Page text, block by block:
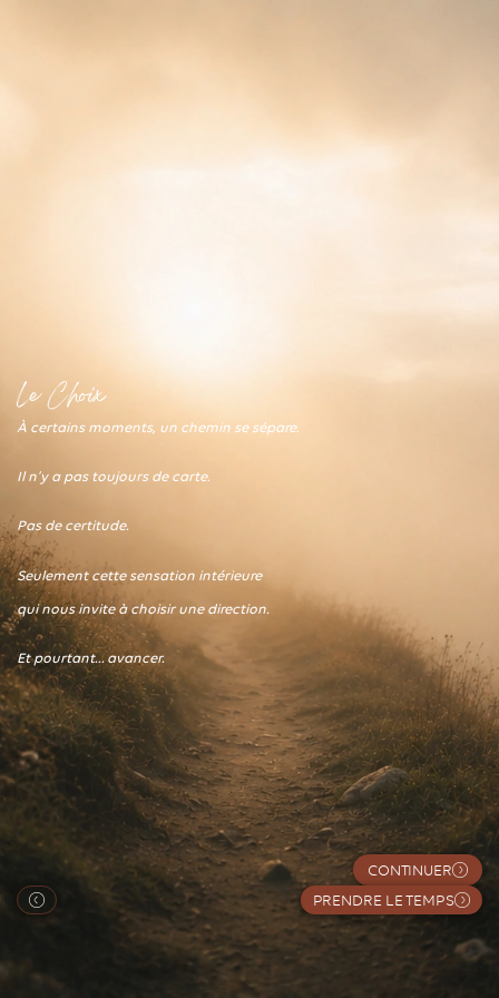
Le Choix
À certains moments, un chemin se sépare.
Il n’y a pas toujours de carte.
Pas de certitude.
Seulement cette sensation intérieure
qui nous invite à choisir une direction.
Et pourtant… avancer.
CONTINUER
PRENDRE LE TEMPS